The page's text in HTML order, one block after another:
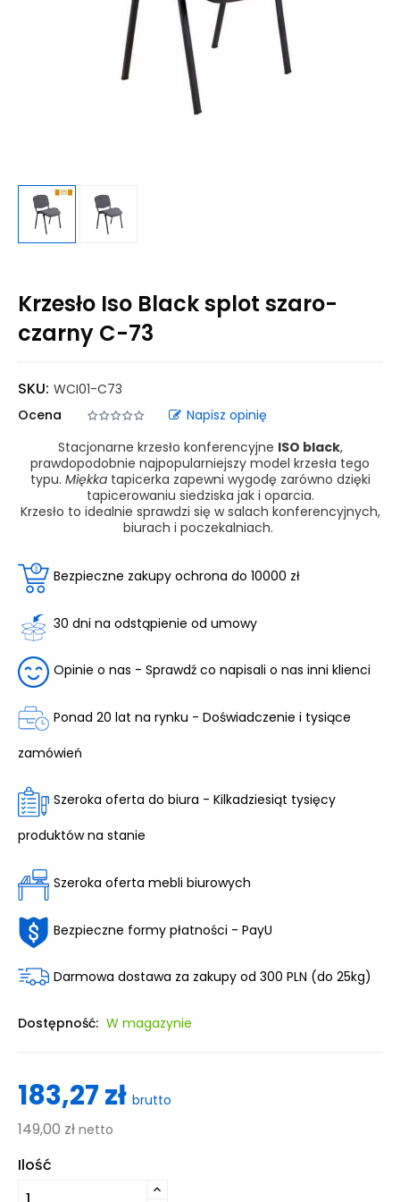
Krzesło Iso Black splot szaro-
czarny C-73
SKU: WCI01-C73
Ocena
Napisz opinię
Stacjonarne krzesło konferencyjne ISO black,
prawdopodobnie najpopularniejszy model krzesła tego
typu. Miękkatapicerka zapewni wygodę zarówno dzięki
tapicerowaniu siedziska jak i oparcia.
Krzesło to idealnie sprawdzi się w salach konferencyjnych,
biurach i poczekalniach.
Bezpieczne zakupy ochrona do 10000 zł
30 dni na odstąpienie od umowy
Opinie o nas - Sprawdź co napisali o nas inni klienci
Ponad 20 lat na rynku - Doświadczenie i tysiące
zamówień
Szeroka oferta do biura - Kilkadziesiąt tysięcy
produktów na stanie
Szeroka oferta mebli biurowych
Bezpieczne formy płatności - PayU
Darmowa dostawa za zakupy od 300 PLN (do 25kg)
Dostępność: W magazynie
183,27 zł brutto
149,00 zł netto
Ilość